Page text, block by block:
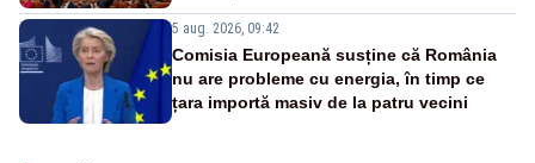
5 aug. 2026, 09:42
Comisia Europeană susține că România
nu are probleme cu energia, în timp ce
țara importă masiv de la patru vecini